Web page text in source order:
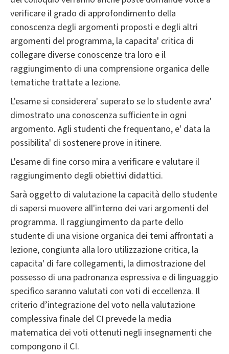
verificare il grado di approfondimento della
conoscenza degli argomenti proposti e degli altri
argomenti del programma, la capacita' critica di
collegare diverse conoscenze tra loro e il
raggiungimento di una comprensione organica delle
tematiche trattate a lezione.
L'esame si considerera' superato se lo studente avra'
dimostrato una conoscenza sufficiente in ogni
argomento. Agli studenti che frequentano, e' data la
possibilita' di sostenere prove in itinere.
L'esame di fine corso mira a verificare e valutare il
raggiungimento degli obiettivi didattici.
Sarà oggetto di valutazione la capacità dello studente
di sapersi muovere all'interno dei vari argomenti del
programma. Il raggiungimento da parte dello
studente di una visione organica dei temi affrontati a
lezione, congiunta alla loro utilizzazione critica, la
capacita' di fare collegamenti, la dimostrazione del
possesso di una padronanza espressiva e di linguaggio
specifico saranno valutati con voti di eccellenza. Il
criterio d’integrazione del voto nella valutazione
complessiva finale del CI prevede la media
matematica dei voti ottenuti negli insegnamenti che
compongono il CI.